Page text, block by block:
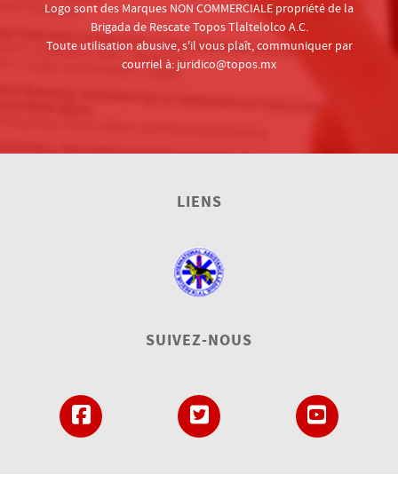
Logo sont des Marques NON COMMERCIALE propriété de la
Brigada de Rescate Topos Tlaltelolco A.C.
Toute utilisation abusive, s'il vous plaît, communiquer par
courriel à: juridico@topos.mx
LIENS
SUIVEZ-NOUS